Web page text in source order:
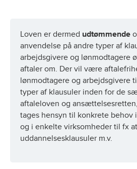
Loven er dermed udtømmende
anvendelse på andre typer af
arbejdsgivere og lønmodtagere
aftaler om. Der vil være
lønmodtagere og arbejdsgivere
typer af klausuler inden for de
aftaleloven og
tages hensyn til konkrete behov
og i enkelte virksomheder til fx
uddannelsesklausuler m.v.